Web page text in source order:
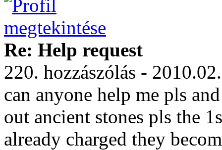
Re: Help request
220. hozzászólás -
can anyone help me pls
out ancient stones pls the
already charged they